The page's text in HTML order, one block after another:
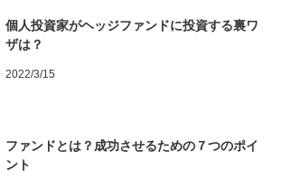
個人投資家がヘッジファンドに投資する裏ワ
ザは？
2022/3/15
ファンドとは？成功させるための７つのポイ
ント